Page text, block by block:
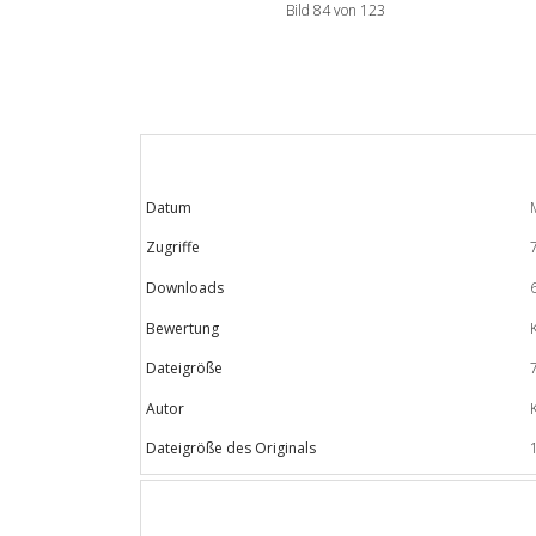
Bild 84 von 123
Datum
Zugriffe
Downloads
Bewertung
Dateigröße
Autor
Dateigröße des Originals